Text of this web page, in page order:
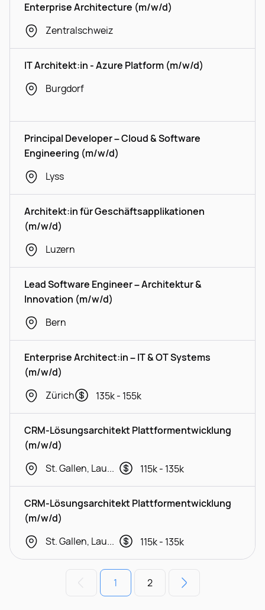
Enterprise Architecture (m/w/d)
Zentralschweiz
IT Architekt:in - Azure Platform (m/w/d)
Burgdorf
Principal Developer – Cloud & Software
Engineering (m/w/d)
Lyss
Architekt:in für Geschäftsapplikationen
(m/w/d)
Luzern
Lead Software Engineer – Architektur &
Innovation (m/w/d)
Bern
Enterprise Architect:in – IT & OT Systems
(m/w/d)
Zürich
135k - 155k
CRM-Lösungsarchitekt Plattformentwicklung
(m/w/d)
St. Gallen, Lausanne, Geneva
115k - 135k
CRM-Lösungsarchitekt Plattformentwicklung
(m/w/d)
St. Gallen, Lausanne, Geneva
115k - 135k
1 2